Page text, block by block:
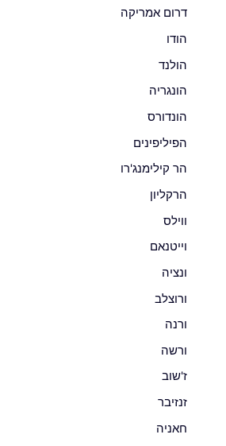
דרום אמריקה
הודו
הולנד
הונגריה
הונדורס
הפיליפינים
הר קילימנג'רו
הרקליון
ווילס
וייטנאם
ונציה
ורוצלב
ורנה
ורשה
ז'שוב
זנזיבר
חאניה